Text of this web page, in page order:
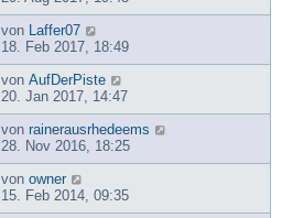
von
Laffer07
18. Feb 2017, 18:49
von AufDerPiste
20. Jan 2017, 14:47
von rainerausrhedeems
28. Nov 2016, 18:25
von owner
15. Feb 2014, 09:35